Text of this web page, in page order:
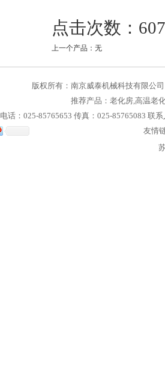
点击次数：
上一个产品：无
版权所有： 南京威泰机械科技有限公司
推荐产品： 老化房,高温老
电话：025-85765653 传真：025-85765083 联
友情